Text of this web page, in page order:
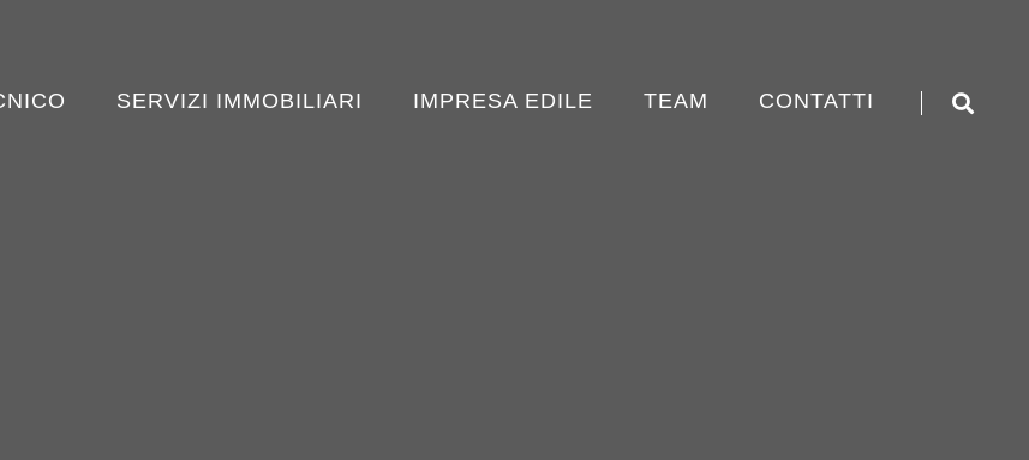
SERVIZI IMMOBILIARI IMPRESA EDILE TEAM CONTATTI